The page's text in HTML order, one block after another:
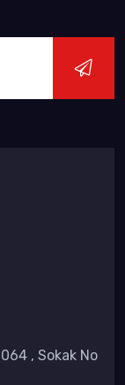
, Sokak No